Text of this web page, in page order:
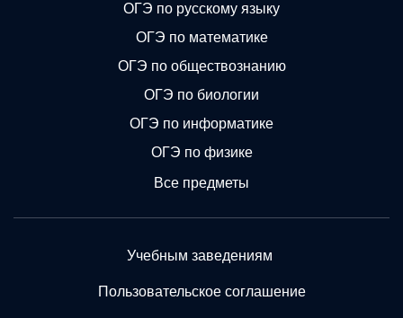
ОГЭ по русскому языку
ОГЭ по математике
ОГЭ по обществознанию
ОГЭ по биологии
ОГЭ по информатике
ОГЭ по физике
Все предметы
Учебным заведениям
Пользовательское соглашение